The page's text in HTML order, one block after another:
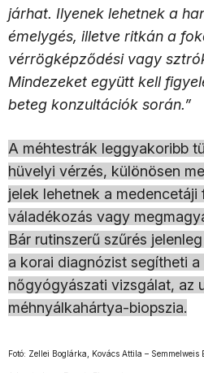
járhat. Ilyenek lehetnek a
émelygés, illetve ritkán a
vérrögképződési vagy
Mindezeket együtt kell
beteg konzultációk során.”
A méhtestrák leggyakoribb
hüvelyi vérzés, különösen
jelek lehetnek a
váladékozás vagy
Bár rutinszerű szűrés
a korai diagnózist segítheti a
nőgyógyászati vizsgálat, az
méhnyálkahártya-biopszia.
Fotó: Zellei Boglárka, Kovács Attila – Semmelweis